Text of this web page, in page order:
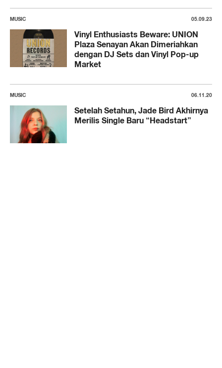
MUSIC 05.09.23
Vinyl Enthusiasts Beware: UNION
Plaza Senayan Akan Dimeriahkan
dengan DJ Sets dan Vinyl Pop-up
Market
MUSIC 06.11.20
Setelah Setahun, Jade Bird Akhirnya
Merilis Single Baru “Headstart”